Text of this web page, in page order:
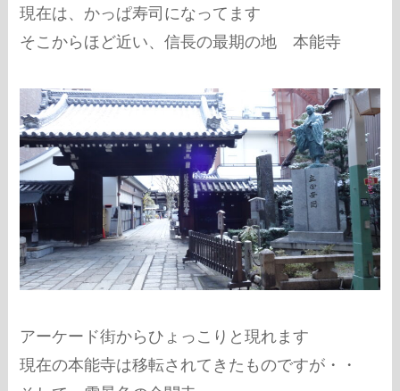
現在は、かっぱ寿司になってます
そこからほど近い、信長の最期の地 本能寺
アーケード街からひょっこりと現れます
現在の本能寺は移転されてきたものですが・・